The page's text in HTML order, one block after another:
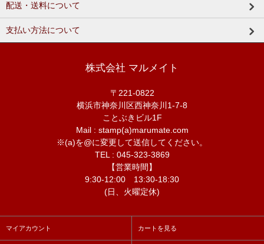
配送・送料について
支払い方法について
株式会社 マルメイト
〒221-0822
横浜市神奈川区西神奈川1-7-8
ことぶきビル1F
Mail : stamp(a)marumate.com
※(a)を@に変更して送信してください。
TEL : 045-323-3869
【営業時間】
9:30-12:00 13:30-18:30
(日、火曜定休)
マイアカウント カートを見る